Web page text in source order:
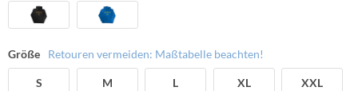
Größe Retouren vermeiden: Maßtabelle beachten!
S M L XL XXL